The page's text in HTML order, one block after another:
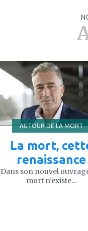
mes
favoris
AUTOUR DE LA MORT
La mort,
renaissance
Dans son nouvel
mort n’existe...